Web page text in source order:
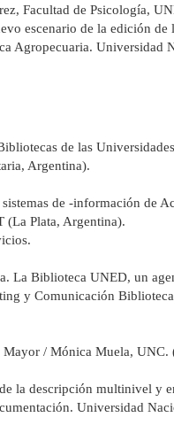
Facultad de Psicología,
escenario de la edición
Agropecuaria. Universidad
de las
Argentina).
de -información de
(La Plata, Argentina).
La Biblioteca UNED, un
y Comunicación
/ Mónica Muela, UNC.
la descripción multinivel
Universidad